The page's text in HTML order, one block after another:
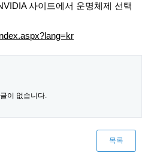
사이트에서 운명체제 선택
이 없습니다.
목록